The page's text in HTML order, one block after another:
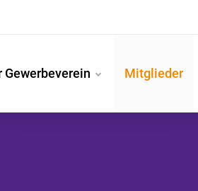
Gewerbeverein Mitglieder